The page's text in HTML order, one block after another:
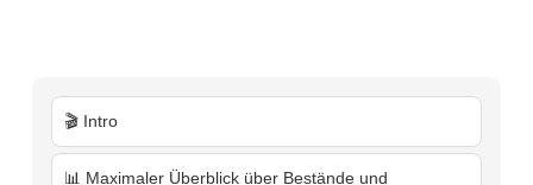
🎬 Intro
📊 Maximaler Überblick über Bestände und